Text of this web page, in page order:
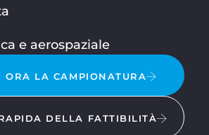
e aerospaziale
ORA LA CAMPIONATURA
DELLA FATTIBILITÀ